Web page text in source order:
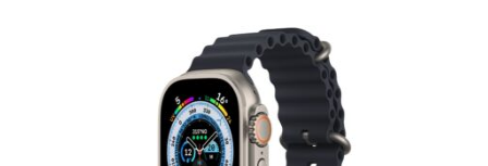
era:
909,00€.
è:
840,00€.